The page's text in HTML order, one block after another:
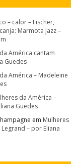
– calor – Fischer,
Marmota Jazz –
América cantam
Guedes
América – Madeleine
da América –
Guedes
em Mulheres
– por Eliana